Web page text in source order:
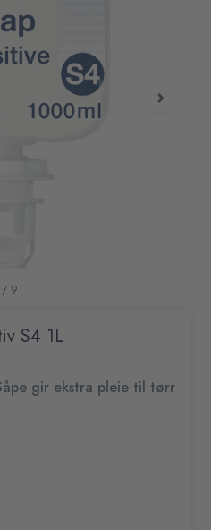
/ 9
S4 1L
gir ekstra pleie til tørr
inneholder
ikke tilsatt parfyme.
som er
håndhygiene for alle